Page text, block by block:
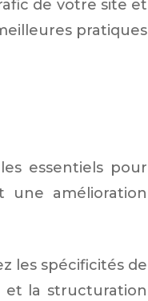
de votre site et
pratiques
essentiels pour
une amélioration
les spécificités de
et la structuration